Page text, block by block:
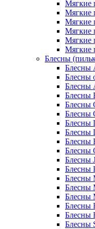
Мягкие
Мягкие
Мягкие
Мягкие
Мягкие
Мягкие
Блесны
Блесны
Блесны
Блесны
Блесны
Блесны
Блесны
Блесны
Блесны
Блесны
Блесны
Блесны
Блесны
Блесны
Блесны
Блесны
Блесны
Блесны
Блесны